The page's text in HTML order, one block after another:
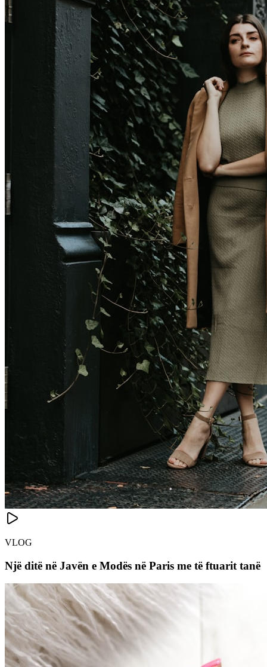
VLOG
Një ditë në Javën e Modës në Paris me të ftuarit tanë